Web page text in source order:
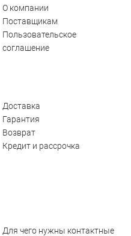
О компании
Поставщикам
Пользовательское
соглашение
Доставка
Гарантия
Возврат
Кредит и рассрочка
Для чего нужны контактные